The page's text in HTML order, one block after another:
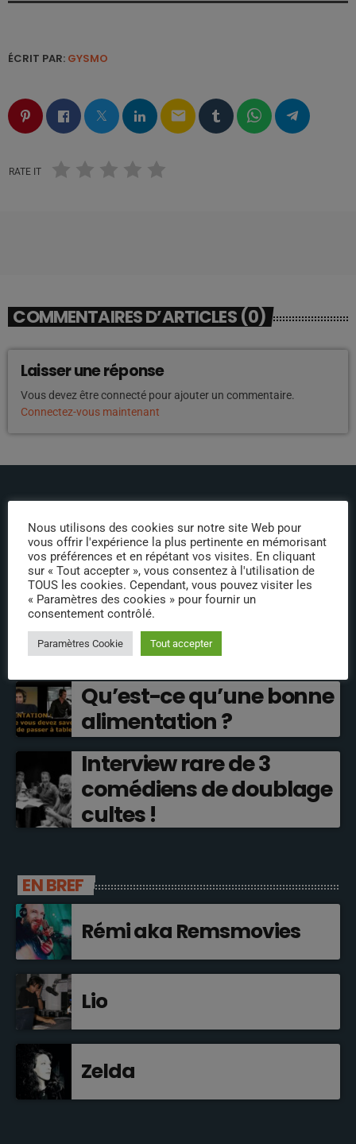
ÉCRIT PAR: GYSMO
email
RATE IT
COMMENTAIRES D’ARTICLES (0)
Laisser une réponse
Vous devez être connecté pour ajouter un commentaire.
Connectez-vous maintenant
ÉPISODES DE PODCAST
Pourquoi les séries
américaines sont meilleures
que les françaises ?
Qu’est-ce qu’une bonne
alimentation ?
Interview rare de 3
comédiens de doublage
cultes !
EN BREF
Rémi aka Remsmovies
Lio
Zelda
Nous utilisons des cookies sur notre site Web pour
vous offrir l'expérience la plus pertinente en mémorisant
vos préférences et en répétant vos visites. En cliquant
sur « Tout accepter », vous consentez à l'utilisation de
TOUS les cookies. Cependant, vous pouvez visiter les
« Paramètres des cookies » pour fournir un
consentement contrôlé.
Paramètres Cookie Tout accepter